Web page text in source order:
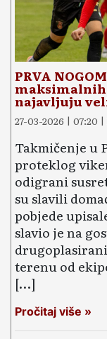
PRVA
maksimalnih
najavljuju
27-03-2026 | 07:20
Takmičenje u
proteklog
odigrani
su slavili
pobjede
slavio je na
terenu od
[…]
Pročitaj više »